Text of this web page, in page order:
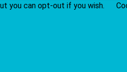
you can opt-out if you wish.